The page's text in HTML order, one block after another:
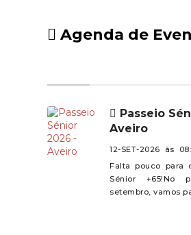
Agenda de
Passeio
Aveiro
12-SET-2026 às
Falta pouco para
Sénior +65!No
setembro, vamos